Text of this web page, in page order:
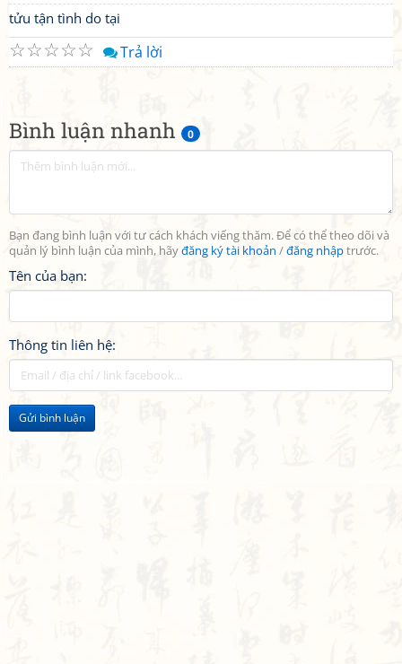
Bình luận nhanh 0
Bạn đang bình luận với tư cách khách viếng thăm. Để có thể theo dõi và
quản lý bình luận của mình, hãyđăng ký tài khoản /đăng nhậptrước.
Tên của bạn:
Thông tin liên hệ:
Gửi bình luận
tửu tận tình do tại
☆
☆
☆
☆
☆ Trả lời